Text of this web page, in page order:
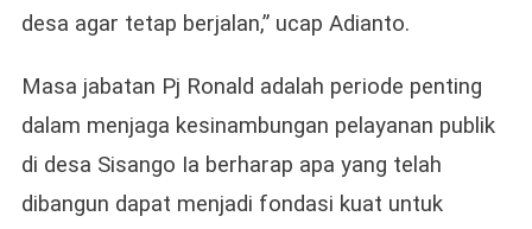
desa agar tetap berjalan,” ucap Adianto.
Masa jabatan Pj Ronald adalah periode penting
dalam menjaga kesinambungan pelayanan publik
di desa Sisango Ia berharap apa yang telah
dibangun dapat menjadi fondasi kuat untuk